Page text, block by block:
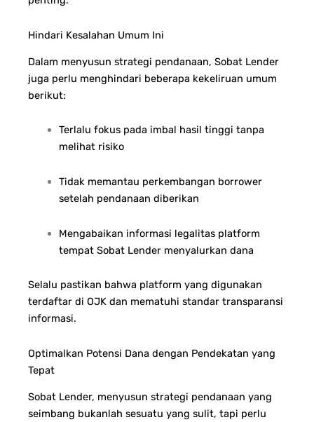
Hindari Kesalahan Umum Ini
Dalam menyusun strategi pendanaan, Sobat Lender
juga perlu menghindari beberapa kekeliruan umum
berikut:
Terlalu fokus pada imbal hasil tinggi tanpa
melihat risiko
Tidak memantau perkembangan borrower
setelah pendanaan diberikan
Mengabaikan informasi legalitas platform
tempat Sobat Lender menyalurkan dana
Selalu pastikan bahwa platform yang digunakan
terdaftar di OJK dan mematuhi standar transparansi
informasi.
Optimalkan Potensi Dana dengan Pendekatan yang
Tepat
Sobat Lender, menyusun strategi pendanaan yang
seimbang bukanlah sesuatu yang sulit, tapi perlu